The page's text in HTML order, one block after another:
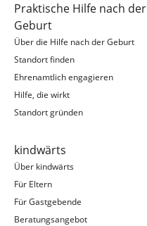
Praktische Hilfe nach der
Geburt
Über die Hilfe nach der Geburt
Standort finden
Ehrenamtlich engagieren
Hilfe, die wirkt
Standort gründen
kindwärts
Über kindwärts
Für Eltern
Für Gastgebende
Beratungsangebot